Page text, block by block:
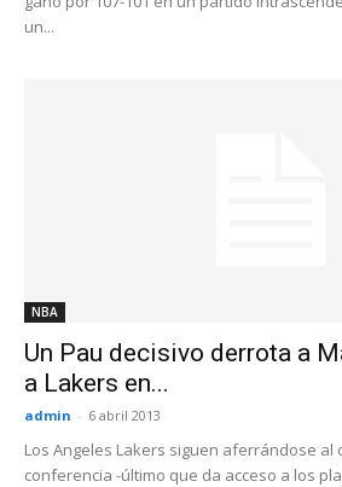
un...
NBA
Un Pau decisivo derrota a
a Lakers en...
admin - 6 abril 2013
Los Angeles Lakers siguen aferrándose al
conferencia -último que da acceso a los